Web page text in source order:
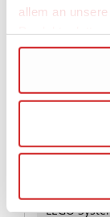
allem an
Wir verwenden
Dienste
Wenn Sie auf
Ihrer
Die USA ist
Anzahl
Angaben
LEGO